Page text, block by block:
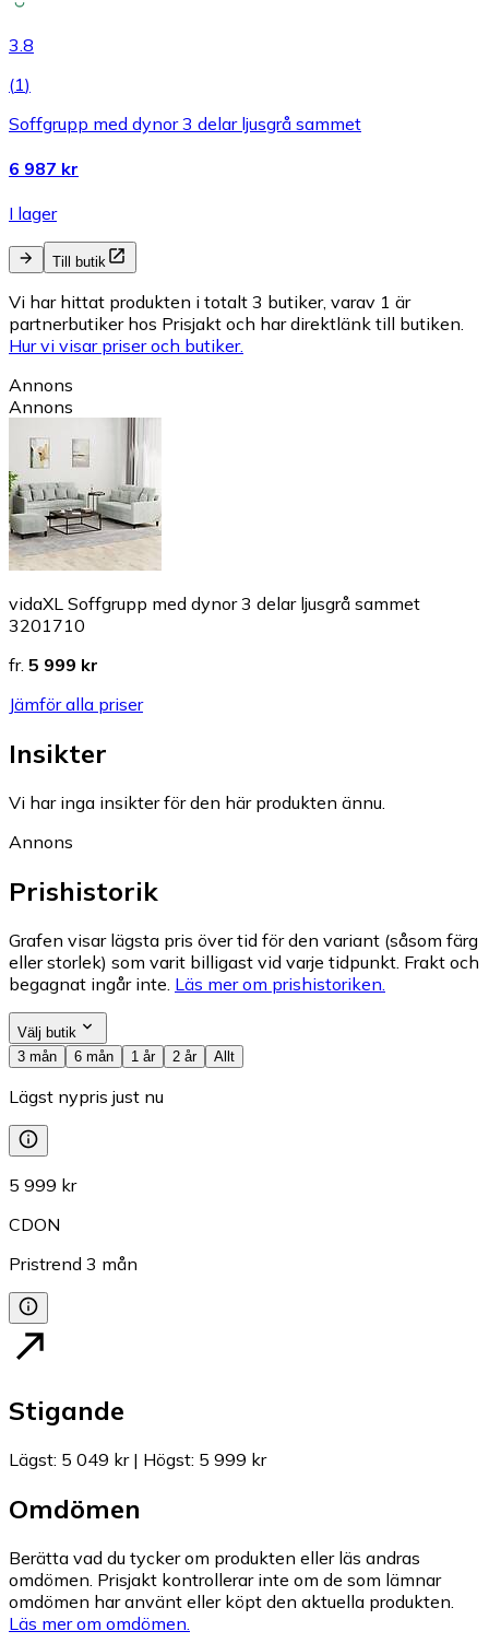
3.8
(1)
Soffgrupp med dynor 3 delar ljusgrå sammet
6 987 kr
I lager
Till butik
Vi har hittat produkten i totalt 3 butiker, varav 1 är
partnerbutiker hos Prisjakt och har direktlänk till butiken.
Hur vi visar priser och butiker.
Annons
Annons
vidaXL Soffgrupp med dynor 3 delar ljusgrå sammet
3201710
fr. 5 999 kr
Jämför alla priser
Insikter
Vi har inga insikter för den här produkten ännu.
Annons
Prishistorik
Grafen visar lägsta pris över tid för den variant (såsom färg
eller storlek) som varit billigast vid varje tidpunkt. Frakt och
begagnat ingår inte. Läs mer om prishistoriken.
Välj butik
3 mån
6 mån 1 år 2 år Allt
Lägst nypris just nu
5 999 kr
CDON
Pristrend 3 mån
Stigande
Lägst: 5 049 kr| Högst: 5 999 kr
Omdömen
Berätta vad du tycker om produkten eller läs andras
omdömen. Prisjakt kontrollerar inte om de som lämnar
omdömen har använt eller köpt den aktuella produkten.
Läs mer om omdömen.